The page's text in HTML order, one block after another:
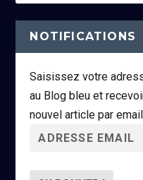
NOTIFICATIONS
Saisissez votre
au Blog bleu et
nouvel article par
r